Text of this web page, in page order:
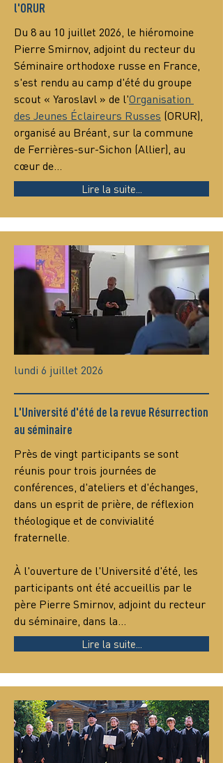
l'ORUR
Du 8 au 10 juillet 2026, le hiéromoine
Pierre Smirnov, adjoint du recteur du
Séminaire orthodoxe russe en France,
s'est rendu au camp d'été du groupe
scout « Yaroslavl » de l'Organisation
des Jeunes Éclaireurs Russes (ORUR),
organisé au Bréant, sur la commune
de Ferrières-sur-Sichon (Allier), au
cœur de…
Lire la suite...
lundi 6 juillet 2026
L'Université d'été de la revue Résurrection
au séminaire
Près de vingt participants se sont
réunis pour trois journées de
conférences, d'ateliers et d'échanges,
dans un esprit de prière, de réflexion
théologique et de convivialité
fraternelle.
À l'ouverture de l'Université d'été, les
participants ont été accueillis par le
père Pierre Smirnov, adjoint du recteur
du séminaire, dans la…
Lire la suite...